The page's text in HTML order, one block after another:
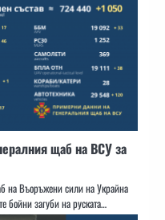
щаб на ВСУ за
на Въоръжени сили на Украйна
загуби на руската…